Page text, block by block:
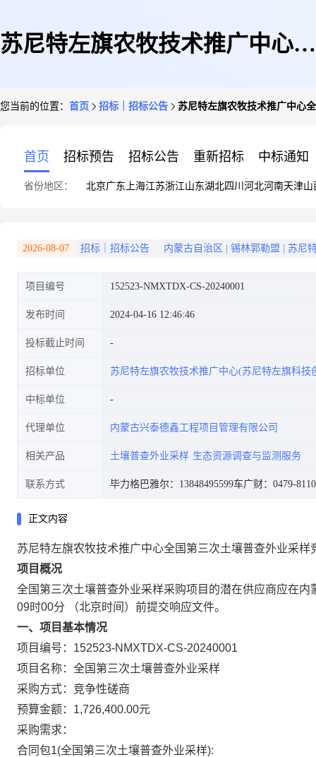
苏尼特左旗农牧技术推广中心全
您当前的位置： 首页 招标｜招标公告 苏尼特左旗农牧技术推广中心
首页 招标预告 招标公告 重新招标 中标通知
省份地区： 北京广东 上海江苏浙江山东湖北四川 河北河南天津山
2026-08-07 招标｜招标公告 内蒙古自治区 锡林郭勒盟 苏尼
项目编号 152523-NMXTDX-CS-20240001
发布时间 2024-04-16 12:46:46
投标截止时间
招标单位 苏尼特左旗农牧技术推广中心(苏尼特左旗科技
中标单位
代理单位 内蒙古兴泰德鑫工程项目管理有限公司
相关产品 土壤普查外业采样 生态资源调查与监测服务
联系方式 毕力格巴雅尔：13848495599车广财：0479-
正文内容
苏尼特左旗农牧技术推广中心全国第三次土壤普查外业采样
项目概况
全国第三次土壤普查外业采样采购项目的潜在供应商应在内
09时00分
（北京时间）前提交响应文件。
一、项目基本情况
项目编号：152523-NMXTDX-CS-20240001
项目名称：全国第三次土壤普查外业采样
采购方式：竞争性磋商
预算金额：1,726,400.00元
采购需求：
合同包1(全国第三次土壤普查外业采样):